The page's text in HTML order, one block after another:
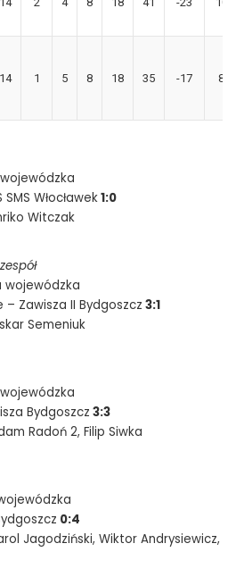
14 1 5 8 18 35 -17 8
Włocławek1:0
Witczak
wojewódzka
– Zawisza II Bydgoszcz 3:1
Semeniuk
Bydgoszcz 3:3
Radoń 2, Filip Siwka
0:4
Jagodziński, Wiktor Andrysiewicz,